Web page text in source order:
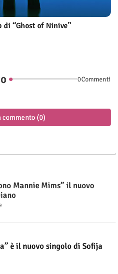
“Ghost of Ninive”
0Commenti
commento (0)
Mannie Mims” il nuovo
è il nuovo singolo di Sofija